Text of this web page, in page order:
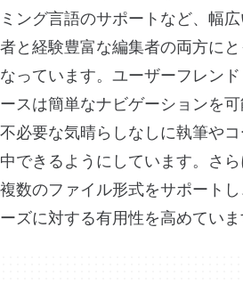
ミング言語のサポートなど、幅
者と経験豊富な編集者の両方に
なっています。ユーザーフレン
ースは簡単なナビゲーションを
不必要な気晴らしなしに執筆や
中できるようにしています。さ
複数のファイル形式をサポート
ーズに対する有用性を高めていま